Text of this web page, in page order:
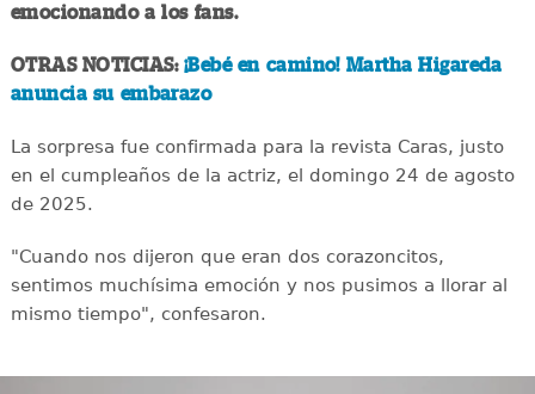
emocionando a los fans.
OTRAS NOTICIAS: ¡Bebé en camino! Martha Higareda
anuncia su embarazo
La sorpresa fue confirmada para la revista Caras, justo
en el cumpleaños de la actriz, el domingo 24 de agosto
de 2025.
"Cuando nos dijeron que eran dos corazoncitos,
sentimos muchísima emoción y nos pusimos a llorar al
mismo tiempo", confesaron.